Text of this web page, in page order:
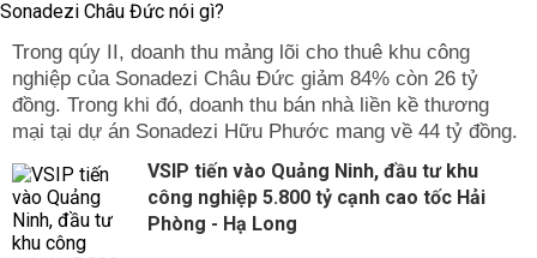
Trong qúy II, doanh thu mảng lõi cho thuê khu công
nghiệp của Sonadezi Châu Đức giảm 84% còn 26 tỷ
đồng. Trong khi đó, doanh thu bán nhà liền kề thương
mại tại dự án Sonadezi Hữu Phước mang về 44 tỷ đồng.
VSIP tiến vào Quảng Ninh, đầu tư khu
công nghiệp 5.800 tỷ cạnh cao tốc Hải
Phòng - Hạ Long